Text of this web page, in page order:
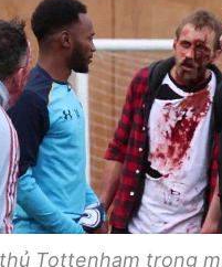
Tottenham trong